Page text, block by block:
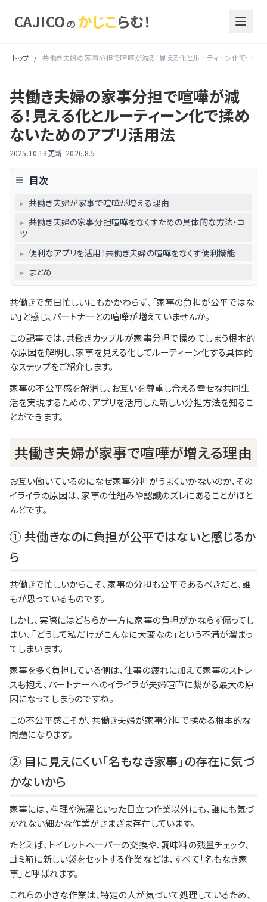
CAJICOの かじこらむ！
トップ / 共働き夫婦の家事分担で喧嘩が減る！見える化とルーティーン化で揉めないためのアプリ活用法
共働き夫婦の家事分担で喧嘩が減
る！見える化とルーティーン化で揉め
ないためのアプリ活用法
2025.10.13更新: 2026.8.5
目次
▸ 共働き夫婦が家事で喧嘩が増える理由
▸ 共働き夫婦の家事分担喧嘩をなくすための具体的な方法・コ
ツ
▸ 便利なアプリを活用！共働き夫婦の喧嘩をなくす便利機能
▸ まとめ
共働きで毎日忙しいにもかかわらず、「家事の負担が公平ではな
い」と感じ、パートナーとの喧嘩が増えていませんか。
この記事では、共働きカップルが家事分担で揉めてしまう根本的
な原因を解明し、家事を見える化してルーティーン化する具体的
なステップをご紹介します。
家事の不公平感を解消し、お互いを尊重し合える幸せな共同生
活を実現するための、アプリを活用した新しい分担方法を知るこ
とができます。
共働き夫婦が家事で喧嘩が増える理由
お互い働いているのになぜ家事分担がうまくいかないのか、その
イライラの原因は、家事の仕組みや認識のズレにあることがほと
んどです。
① 共働きなのに負担が公平ではないと感じるか
ら
共働きで忙しいからこそ、家事の分担も公平であるべきだと、誰
もが思っているものです。
しかし、実際にはどちらか一方に家事の負担がかならず偏ってし
まい、「どうして私だけがこんなに大変なの」という不満が溜まっ
てしまいます。
家事を多く負担している側は、仕事の疲れに加えて家事のストレ
スも抱え、パートナーへのイライラが夫婦喧嘩に繋がる最大の原
因になってしまうのですね。
この不公平感こそが、共働き夫婦が家事分担で揉める根本的な
問題になります。
② 目に見えにくい「名もなき家事」の存在に気づ
かないから
家事には、料理や洗濯といった目立つ作業以外にも、誰にも気づ
かれない細かな作業がさまざま存在しています。
たとえば、トイレットペーパーの交換や、調味料の残量チェック、
ゴミ箱に新しい袋をセットする作業などは、すべて「名もなき家
事」と呼ばれます。
これらの小さな作業は、特定の人が気づいて処理しているため、